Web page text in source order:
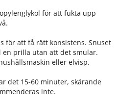
för att fukta upp
för att få rätt konsistens. Snuset
en prilla utan att det smular.
eller elvisp.
det 15-60 minuter, skärande
inte.